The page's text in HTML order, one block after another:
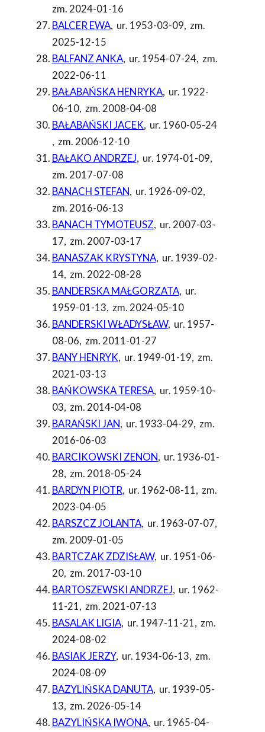
zm. 2024-01-16
BALCER EWA, ur. 1953-03-09, zm.
2025-12-15
BALFANZ ANKA, ur. 1954-07-24, zm.
2022-06-11
BAŁABAŃSKA HENRYKA, ur. 1922-
06-10, zm. 2008-04-08
BAŁABAŃSKI JACEK, ur. 1960-05-24
, zm. 2006-12-10
BAŁAKO ANDRZEJ, ur. 1974-01-09,
zm. 2017-07-08
BANACH STEFAN, ur. 1926-09-02,
zm. 2016-06-13
BANACH TYMOTEUSZ, ur. 2007-03-
17, zm. 2007-03-17
BANASZAK KRYSTYNA, ur. 1939-02-
14, zm. 2022-08-28
BANDERSKA MAŁGORZATA, ur.
1959-01-13, zm. 2024-05-10
BANDERSKI WŁADYSŁAW, ur. 1957-
08-06, zm. 2011-01-27
BANY HENRYK, ur. 1949-01-19, zm.
2021-03-13
BAŃKOWSKA TERESA, ur. 1959-10-
03, zm. 2014-04-08
BARAŃSKI JAN, ur. 1933-04-29, zm.
2016-06-03
BARCIKOWSKI ZENON, ur. 1936-01-
28, zm. 2018-05-24
BARDYN PIOTR, ur. 1962-08-11, zm.
2023-04-05
BARSZCZ JOLANTA, ur. 1963-07-07,
zm. 2009-01-05
BARTCZAK ZDZISŁAW, ur. 1951-06-
20, zm. 2017-03-10
BARTOSZEWSKI ANDRZEJ, ur. 1962-
11-21, zm. 2021-07-13
BASALAK LIGIA, ur. 1947-11-21, zm.
2024-08-02
BASIAK JERZY, ur. 1934-06-13, zm.
2024-08-09
BAZYLIŃSKA DANUTA, ur. 1939-05-
13, zm. 2026-05-14
BAZYLIŃSKA IWONA, ur. 1965-04-